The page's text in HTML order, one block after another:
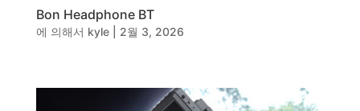
Bon Headphone BT
에 의해서 kyle| 2월 3, 2026